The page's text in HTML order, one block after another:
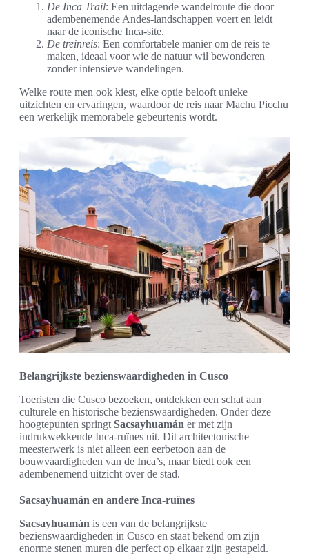
De Inca Trail: Een uitdagende wandelroute die door
adembenemende Andes-landschappen voert en leidt
naar de iconische Inca-site.
De treinreis: Een comfortabele manier om de reis te
maken, ideaal voor wie de natuur wil bewonderen
zonder intensieve wandelingen.
Welke route men ook kiest, elke optie belooft unieke
uitzichten en ervaringen, waardoor de reis naar Machu Picchu
een werkelijk memorabele gebeurtenis wordt.
Belangrijkste bezienswaardigheden in Cusco
Toeristen die Cusco bezoeken, ontdekken een schat aan
culturele en historische bezienswaardigheden. Onder deze
hoogtepunten springt Sacsayhuamán er met zijn
indrukwekkende Inca-ruïnes uit. Dit architectonische
meesterwerk is niet alleen een eerbetoon aan de
bouwvaardigheden van de Inca’s, maar biedt ook een
adembenemend uitzicht over de stad.
Sacsayhuamán en andere Inca-ruïnes
Sacsayhuamán is een van de belangrijkste
bezienswaardigheden in Cusco en staat bekend om zijn
enorme stenen muren die perfect op elkaar zijn gestapeld.